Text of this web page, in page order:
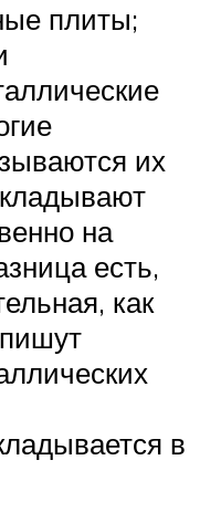
плиты;
их
на
есть,
как
в